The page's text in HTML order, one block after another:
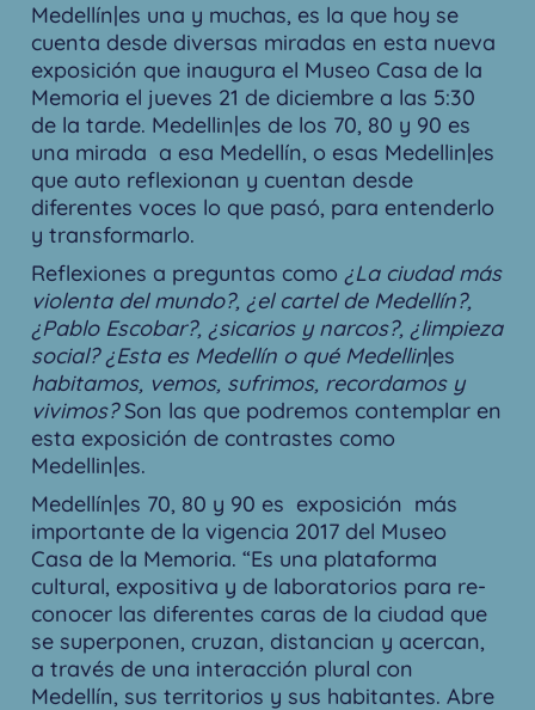
Medellín|es una y muchas, es la que hoy se
cuenta desde diversas miradas en esta nueva
exposición que inaugura el Museo Casa de la
Memoria el jueves 21 de diciembre a las 5:30
de la tarde. Medellin|es de los 70, 80 y 90 es
una mirada a esa Medellín, o esas Medellin|es
que auto reflexionan y cuentan desde
diferentes voces lo que pasó, para entenderlo
y transformarlo.
Reflexiones a preguntas como ¿La ciudad más
violenta del mundo?, ¿el cartel de Medellín?,
¿Pablo Escobar?, ¿sicarios y narcos?, ¿limpieza
social? ¿Esta es Medellín o qué Medellin|es
habitamos, vemos, sufrimos, recordamos y
vivimos?Son las que podremos contemplar en
esta exposición de contrastes como
Medellin|es.
Medellín|es 70, 80 y 90 es exposición más
importante de la vigencia 2017 del Museo
Casa de la Memoria. “Es una plataforma
cultural, expositiva y de laboratorios para re-
conocer las diferentes caras de la ciudad que
se superponen, cruzan, distancian y acercan,
a través de una interacción plural con
Medellín, sus territorios y sus habitantes. Abre